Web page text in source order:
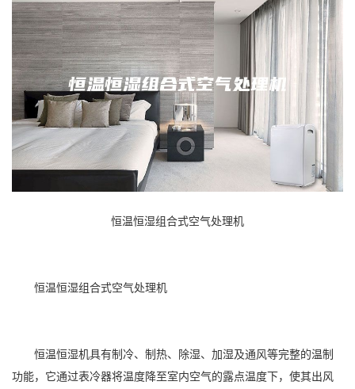
恒温恒湿组合式空气处理机
恒温恒湿组合式空气处理机
恒温恒湿机具有制冷、制热、 除湿、 加湿及通风等完整的温制
功能，它通过表冷器将温度降至室内空气的露点温度下，使其出风